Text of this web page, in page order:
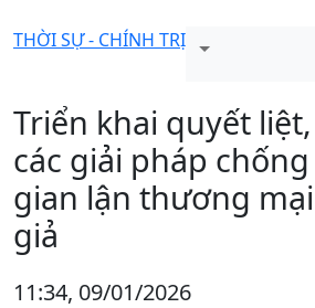
THỜI SỰ - CHÍNH TRỊ
Triển khai quyết
các giải pháp
gian lận thương
giả
11:34, 09/01/2026